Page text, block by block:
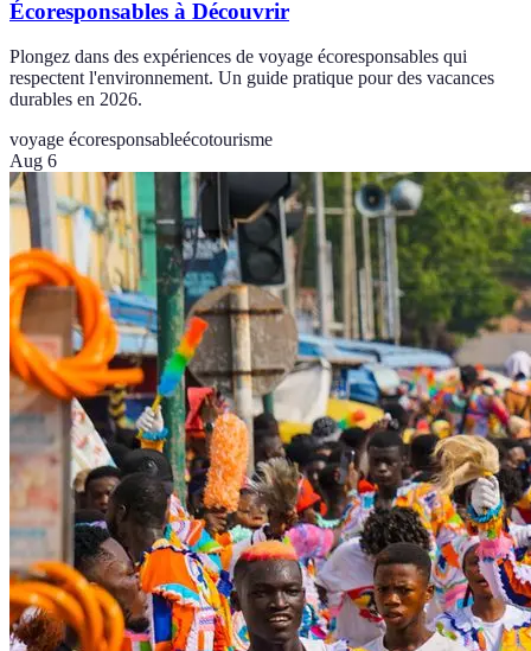
Écoresponsables à Découvrir
Plongez dans des expériences de voyage écoresponsables qui
respectent l'environnement. Un guide pratique pour des vacances
durables en 2026.
voyage écoresponsableécotourisme
Aug 6